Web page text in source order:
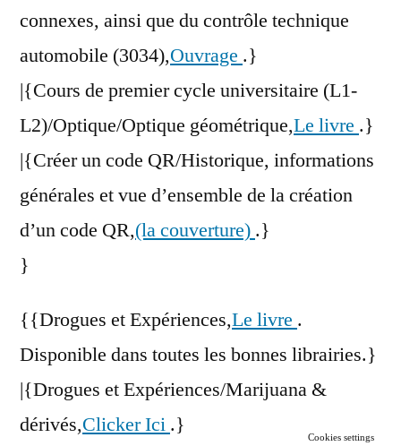
connexes, ainsi que du contrôle technique
automobile (3034),Ouvrage .}
|{Cours de premier cycle universitaire (L1-
L2)/Optique/Optique géométrique,Le livre .}
|{Créer un code QR/Historique, informations
générales et vue d’ensemble de la création
d’un code QR,(la couverture) .}
}
{{Drogues et Expériences,Le livre .
Disponible dans toutes les bonnes librairies.}
|{Drogues et Expériences/Marijuana &
dérivés,Clicker Ici .}
Cookies settings